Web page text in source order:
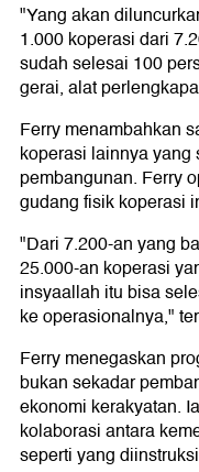
"Yang akan
1.000 koperasi dari
sudah selesai 100
gerai, alat
Ferry menambahkan
koperasi lainnya
pembangunan. Ferry
gudang fisik koperasi
"Dari 7.200-an yang
25.000-an koperasi
insyaallah itu bisa
ke operasionalnya,"
Ferry menegaskan
bukan sekadar
ekonomi kerakyatan.
kolaborasi antara
seperti yang